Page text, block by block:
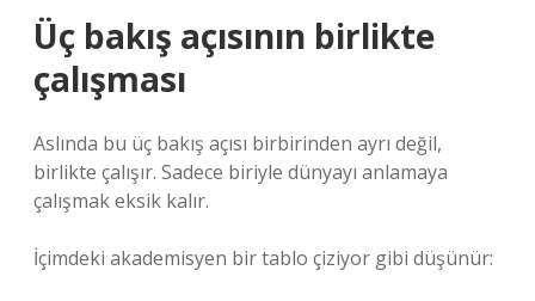
Üç bakış açısının birlikte
çalışması
Aslında bu üç bakış açısı birbirinden ayrı değil,
birlikte çalışır. Sadece biriyle dünyayı anlamaya
çalışmak eksik kalır.
İçimdeki akademisyen bir tablo çiziyor gibi düşünür: